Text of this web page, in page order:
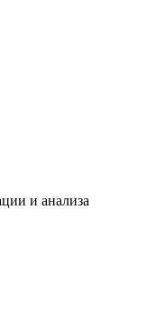
и анализа